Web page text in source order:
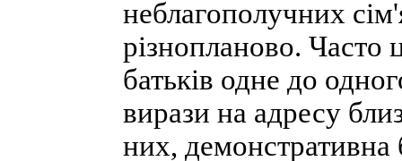
неблагополучних
різнопланово. Часто
батьків одне до
вирази на адресу
них, демонстративна